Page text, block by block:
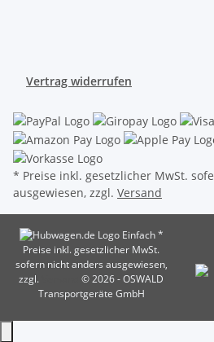
Vertrag widerrufen
* Preise inkl. gesetzlicher MwSt.
ausgewiesen, zzgl. Versand
*
Preise inkl. gesetzlicher MwSt.
sofern nicht anders ausgewiesen,
zzgl.
© 2026 - OSWALD
Transportgeräte GmbH